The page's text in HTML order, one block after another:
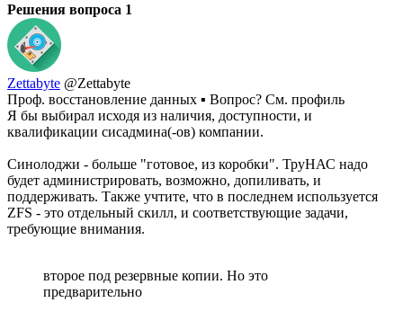
Решения вопроса 1
Zettabyte @Zettabyte
Проф. восстановление данных ▪ Вопрос? См. профиль
Я бы выбирал исходя из наличия, доступности, и
квалификации сисадмина(-ов) компании.
Синолоджи - больше "готовое, из коробки". ТруНАС надо
будет администрировать, возможно, допиливать, и
поддерживать. Также учтите, что в последнем используется
ZFS - это отдельный скилл, и соответствующие задачи,
требующие внимания.
второе под резервные копии. Но это
предварительно